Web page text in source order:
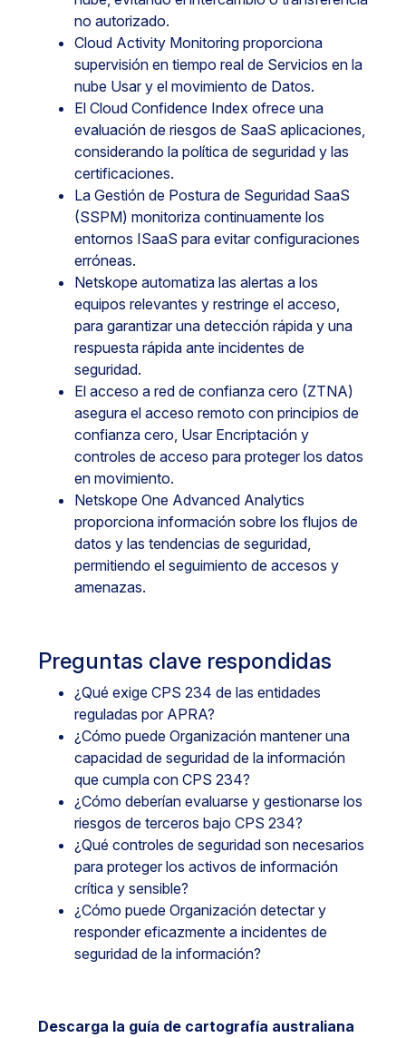
no autorizado.
Cloud Activity Monitoring proporciona
supervisión en tiempo real de Servicios en la
nube Usar y el movimiento de Datos.
El Cloud Confidence Index ofrece una
evaluación de riesgos de SaaS aplicaciones,
considerando la política de seguridad y las
certificaciones.
La Gestión de Postura de Seguridad SaaS
(SSPM) monitoriza continuamente los
entornos ISaaS para evitar configuraciones
erróneas.
Netskope automatiza las alertas a los
equipos relevantes y restringe el acceso,
para garantizar una detección rápida y una
respuesta rápida ante incidentes de
seguridad.
El acceso a red de confianza cero (ZTNA)
asegura el acceso remoto con principios de
confianza cero, Usar Encriptación y
controles de acceso para proteger los datos
en movimiento.
Netskope One Advanced Analytics
proporciona información sobre los flujos de
datos y las tendencias de seguridad,
permitiendo el seguimiento de accesos y
amenazas.
Preguntas clave respondidas
¿Qué exige CPS 234 de las entidades
reguladas por APRA?
¿Cómo puede Organización mantener una
capacidad de seguridad de la información
que cumpla con CPS 234?
¿Cómo deberían evaluarse y gestionarse los
riesgos de terceros bajo CPS 234?
¿Qué controles de seguridad son necesarios
para proteger los activos de información
crítica y sensible?
¿Cómo puede Organización detectar y
responder eficazmente a incidentes de
seguridad de la información?
Descarga la guía de cartografía australiana